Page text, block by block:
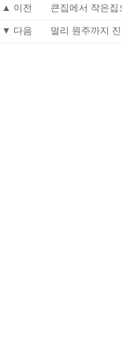
▲ 이전 큰집에서 작은
▼ 다음 멀리 원주까지